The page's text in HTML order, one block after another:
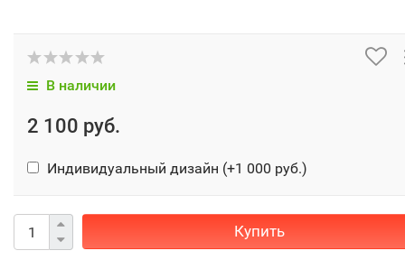
В наличии
2 100 руб.
Индивидуальный дизайн (+1 000 руб.)
Купить